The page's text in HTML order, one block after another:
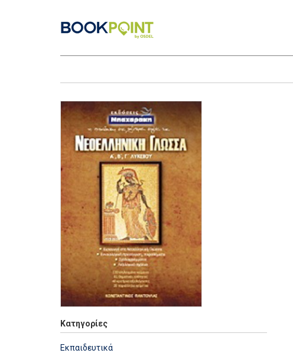
Κατηγορίες
Εκπαιδευτικά